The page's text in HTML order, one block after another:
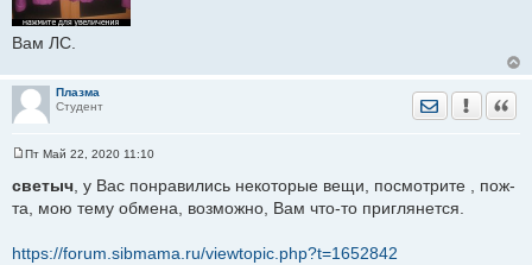
Вам ЛС.
Плазма
Студент
Отправить
о
б
н
Пт Май 22, 2020 11:10
светыч, у Вас понравились некоторые вещи, посмотрите , пож-
та, мою тему обмена, возможно, Вам что-то приглянется.
https://forum.sibmama.ru/viewtopic.php?t=1652842